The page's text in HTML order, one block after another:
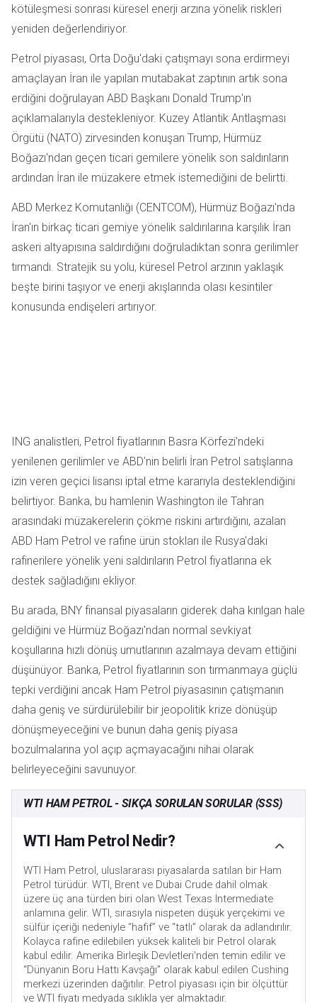
kötüleşmesi sonrası küresel enerji arzına yönelik riskleri
yeniden değerlendiriyor.
Petrol piyasası, Orta Doğu'daki çatışmayı sona erdirmeyi
amaçlayan İran ile yapılan mutabakat zaptının artık sona
erdiğini doğrulayan ABD Başkanı Donald Trump'ın
açıklamalarıyla destekleniyor. Kuzey Atlantik Antlaşması
Örgütü (NATO) zirvesinden konuşan Trump, Hürmüz
Boğazı'ndan geçen ticari gemilere yönelik son saldırıların
ardından İran ile müzakere etmek istemediğini de belirtti.
ABD Merkez Komutanlığı (CENTCOM), Hürmüz Boğazı'nda
İran'ın birkaç ticari gemiye yönelik saldırılarına karşılık İran
askeri altyapısına saldırdığını doğruladıktan sonra gerilimler
tırmandı. Stratejik su yolu, küresel Petrol arzının yaklaşık
beşte birini taşıyor ve enerji akışlarında olası kesintiler
konusunda endişeleri artırıyor.
ING analistleri, Petrol fiyatlarının Basra Körfezi'ndeki
yenilenen gerilimler ve ABD'nin belirli İran Petrol satışlarına
izin veren geçici lisansı iptal etme kararıyla desteklendiğini
belirtiyor. Banka, bu hamlenin Washington ile Tahran
arasındaki müzakerelerin çökme riskini artırdığını, azalan
ABD Ham Petrol ve rafine ürün stokları ile Rusya'daki
rafinerilere yönelik yeni saldırıların Petrol fiyatlarına ek
destek sağladığını ekliyor.
Bu arada, BNY finansal piyasaların giderek daha kırılgan hale
geldiğini ve Hürmüz Boğazı'ndan normal sevkiyat
koşullarına hızlı dönüş umutlarının azalmaya devam ettiğini
düşünüyor. Banka, Petrol fiyatlarının son tırmanmaya güçlü
tepki verdiğini ancak Ham Petrol piyasasının çatışmanın
daha geniş ve sürdürülebilir bir jeopolitik krize dönüşüp
dönüşmeyeceğini ve bunun daha geniş piyasa
bozulmalarına yol açıp açmayacağını nihai olarak
belirleyeceğini savunuyor.
WTI HAM PETROL - SIKÇA SORULAN SORULAR (SSS)
WTI Ham Petrol Nedir?
WTI Ham Petrol, uluslararası piyasalarda satılan bir Ham
Petrol türüdür. WTI, Brent ve Dubai Crude dahil olmak
üzere üç ana türden biri olan West Texas Intermediate
anlamına gelir. WTI, sırasıyla nispeten düşük yerçekimi ve
sülfür içeriği nedeniyle “hafif” ve “tatlı” olarak da adlandırılır.
Kolayca rafine edilebilen yüksek kaliteli bir Petrol olarak
kabul edilir. Amerika Birleşik Devletleri'nden temin edilir ve
“Dünyanın Boru Hattı Kavşağı” olarak kabul edilen Cushing
merkezi üzerinden dağıtılır. Petrol piyasası için bir ölçüttür
ve WTI fiyatı medyada sıklıkla yer almaktadır.